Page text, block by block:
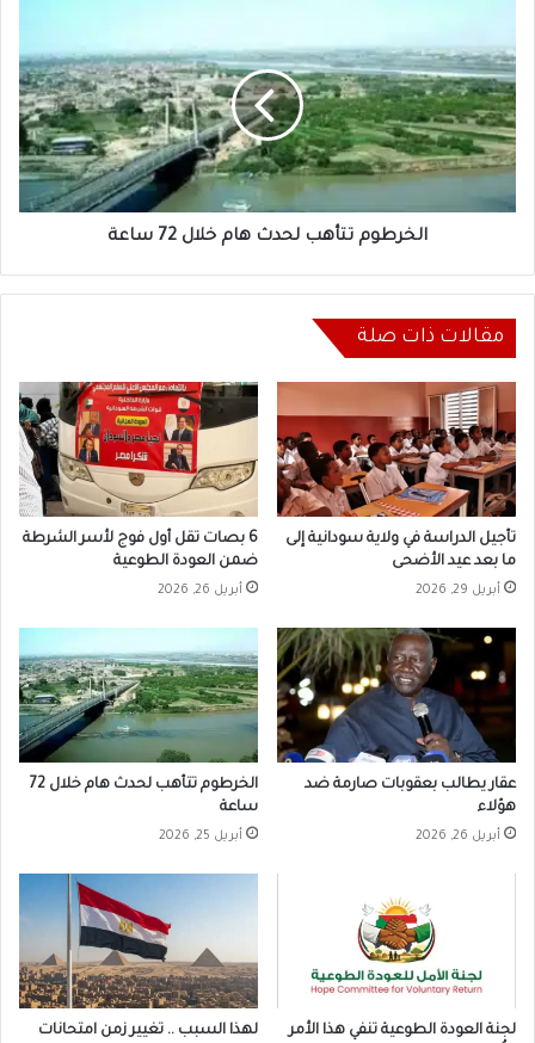
لحدث
هام
خلال
72
ساعة
الخرطوم تتأهب لحدث هام خلال 72 ساعة
مقالات ذات صلة
تأجيل الدراسة في ولاية سودانية إلى
ما بعد عيد الأضحى
أبريل 29, 2026
6 بصات تقل أول فوج لأسر الشرطة
ضمن العودة الطوعية
أبريل 26, 2026
عقار يطالب بعقوبات صارمة ضد
هؤلاء
أبريل 26, 2026
الخرطوم تتأهب لحدث هام خلال 72
ساعة
أبريل 25, 2026
لجنة العودة الطوعية تنفي هذا الأمر
لهذا السبب .. تغيير زمن امتحانات